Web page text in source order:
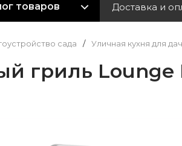
товаров Доставка и
сада / Уличная кухня для
гриль